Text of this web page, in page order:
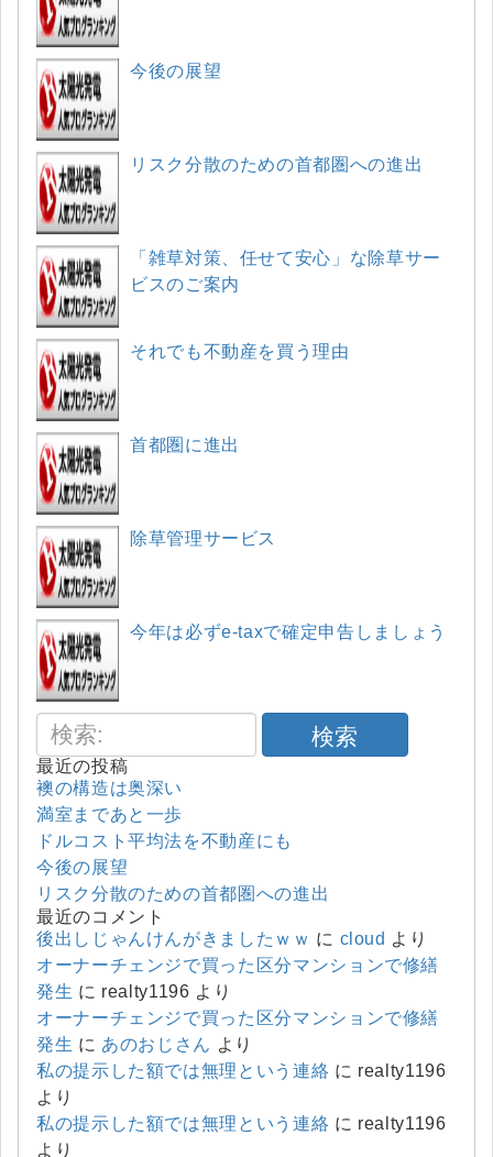
今後の展望
リスク分散のための首都圏への進出
「雑草対策、任せて安心」な除草サー
ビスのご案内
それでも不動産を買う理由
首都圏に進出
除草管理サービス
今年は必ずe-taxで確定申告しましょう
検索
最近の投稿
襖の構造は奥深い
満室まであと一歩
ドルコスト平均法を不動産にも
今後の展望
リスク分散のための首都圏への進出
最近のコメント
後出しじゃんけんがきましたｗｗ に cloud より
オーナーチェンジで買った区分マンションで修繕
発生 に realty1196 より
オーナーチェンジで買った区分マンションで修繕
発生 に あのおじさん より
私の提示した額では無理という連絡 に realty1196
より
私の提示した額では無理という連絡 に realty1196
より